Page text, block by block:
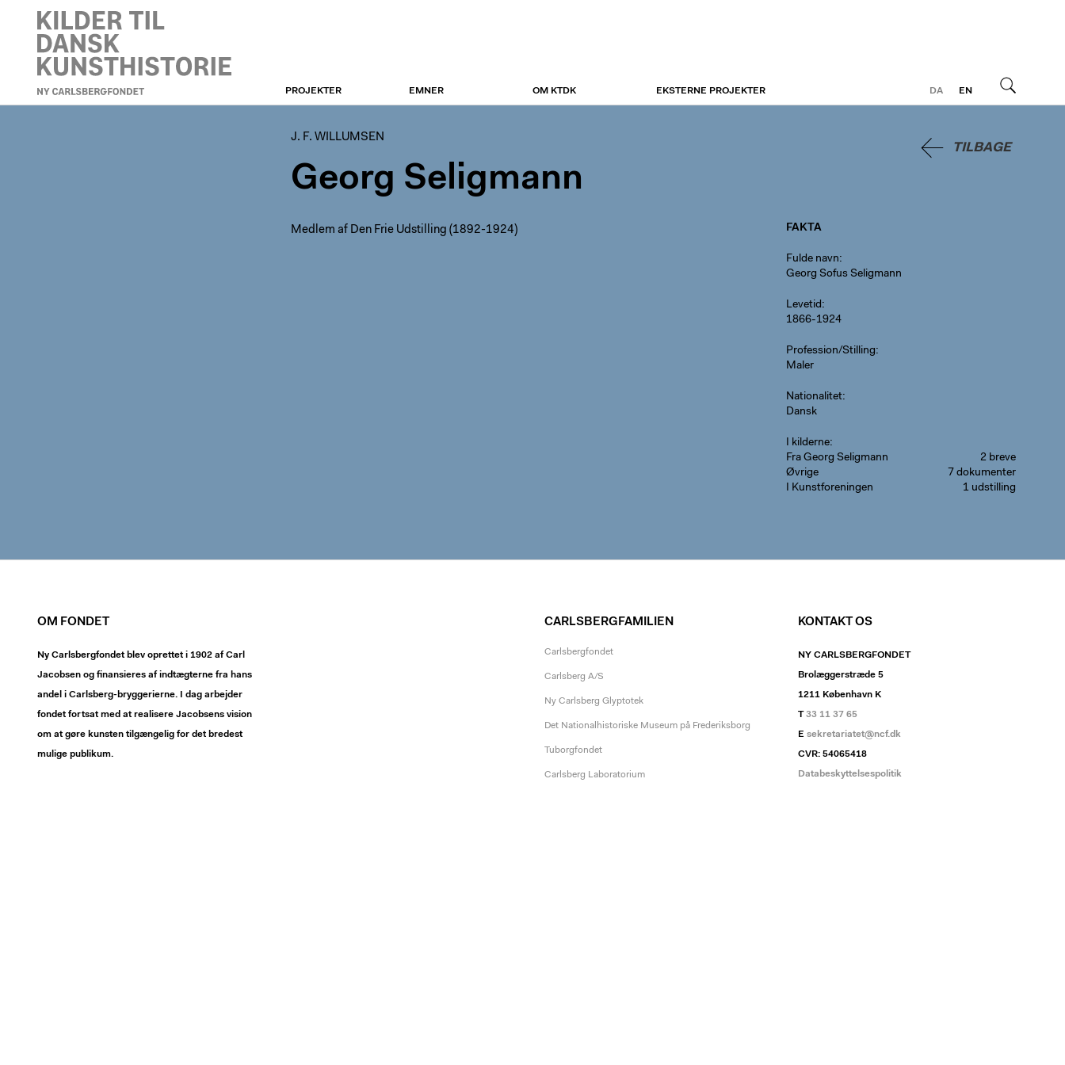
J. F. WILLUMSEN
DA
EN
PROJEKTER EMNER OM KTDK EKSTERNE PROJEKTER
TILBAGE
J. F. WILLUMSEN
Georg Seligmann
Medlem af Den Frie Udstilling (1892-1924) FAKTA
Fulde navn
Georg Sofus Seligmann
Levetid
1866-1924
Profession/Stilling
Maler
Nationalitet
Dansk
I kilderne
Fra Georg Seligmann
2 breve
Øvrige
7 dokumenter
I Kunstforeningen
1 udstilling
OM FONDET
Ny Carlsbergfondet blev oprettet i 1902 af Carl
Jacobsen og finansieres af indtægterne fra hans
andel i Carlsberg-bryggerierne. I dag arbejder
fondet fortsat med at realisere Jacobsens vision
om at gøre kunsten tilgængelig for det bredest
mulige publikum.
CARLSBERGFAMILIEN
Carlsbergfondet
Carlsberg A/S
Ny Carlsberg Glyptotek
Det Nationalhistoriske Museum på Frederiksborg
Tuborgfondet
Carlsberg Laboratorium
KONTAKT OS
NY CARLSBERGFONDET
Brolæggerstræde 5
1211 København K
T33 11 37 65
E sekretariatet@ncf.dk
CVR: 54065418
Databeskyttelsespolitik